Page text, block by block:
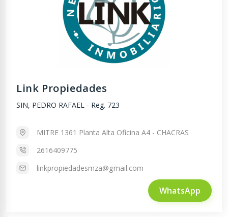
Link Propiedades
SIN, PEDRO RAFAEL - Reg. 723
MITRE 1361 Planta Alta Oficina A4 - CHACRAS
2616409775
linkpropiedadesmza@gmail.com
WhatsApp